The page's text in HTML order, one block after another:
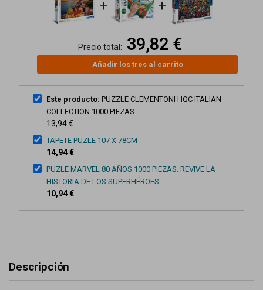
+ +
Precio total: 39,82 €
Añadir los tres al carrito
Este producto: PUZZLE CLEMENTONI HQC ITALIAN
COLLECTION 1000 PIEZAS
13,94 €
TAPETE PUZLE 107 X 78CM
14,94 €
PUZLE MARVEL 80 AÑOS 1000 PIEZAS: REVIVE LA
HISTORIA DE LOS SUPERHÉROES
10,94 €
Descripción